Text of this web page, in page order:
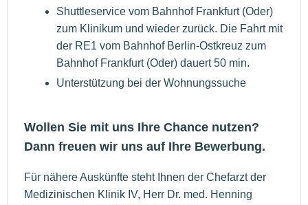
Shuttleservice vom Bahnhof Frankfurt (Oder)
zum Klinikum und wieder zurück. Die Fahrt mit
der RE1 vom Bahnhof Berlin-Ostkreuz zum
Bahnhof Frankfurt (Oder) dauert 50 min.
Unterstützung bei der Wohnungssuche
Wollen Sie mit uns Ihre Chance nutzen?
Dann freuen wir uns auf Ihre Bewerbung.
Für nähere Auskünfte steht Ihnen der Chefarzt der
Medizinischen Klinik IV, Herr Dr. med. Henning